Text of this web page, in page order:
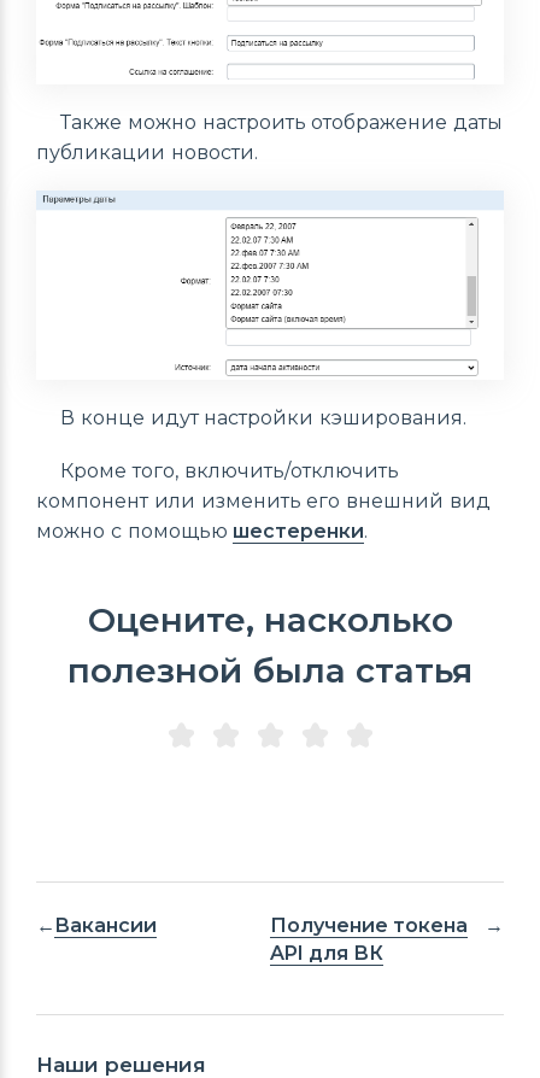
Также можно настроить отображение даты
публикации новости.
В конце идут настройки кэширования.
Кроме того, включить/отключить
компонент или изменить его внешний вид
можно с помощью шестеренки.
Оцените, насколько
полезной была статья
Вакансии
Получение токена
API для ВК
Наши решения